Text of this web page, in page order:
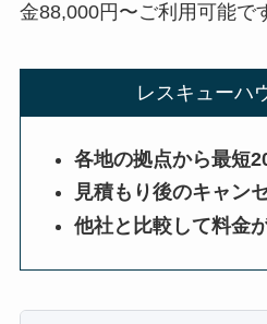
金88,000円〜ご利用可能で
レスキューハ
各地の拠点から最短
見積もり後のキャン
他社と比較して料金